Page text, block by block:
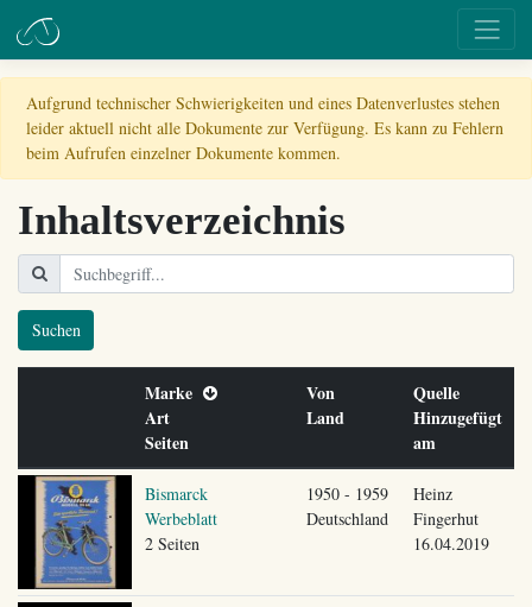
Aufgrund technischer Schwierigkeiten und eines Datenverlustes stehen
leider aktuell nicht alle Dokumente zur Verfügung. Es kann zu Fehlern
beim Aufrufen einzelner Dokumente kommen.
Inhaltsverzeichnis
Suchen
Marke
Art
Seiten
Von
Land
Quelle
Hinzugefügt
am
Bismarck
Werbeblatt
2 Seiten
1950 - 1959
Deutschland
Heinz
Fingerhut
16.04.2019